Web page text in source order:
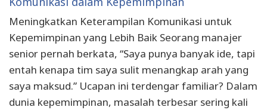
Meningkatkan Keterampilan Komunikasi untuk
Kepemimpinan yang Lebih Baik Seorang manajer
senior pernah berkata, “Saya punya banyak ide, tapi
entah kenapa tim saya sulit menangkap arah yang
saya maksud.” Ucapan ini terdengar familiar? Dalam
dunia kepemimpinan, masalah terbesar sering kali